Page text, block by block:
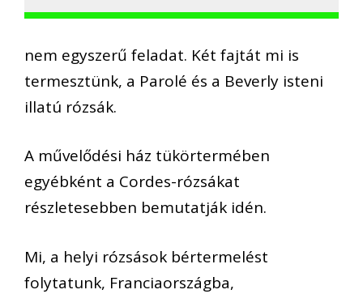
nem egyszerű feladat. Két fajtát mi is
termesztünk, a Parolé és a Beverly isteni
illatú rózsák.
A művelődési ház tükörtermében
egyébként a Cordes-rózsákat
részletesebben bemutatják idén.
Mi, a helyi rózsások bértermelést
folytatunk, Franciaországba,